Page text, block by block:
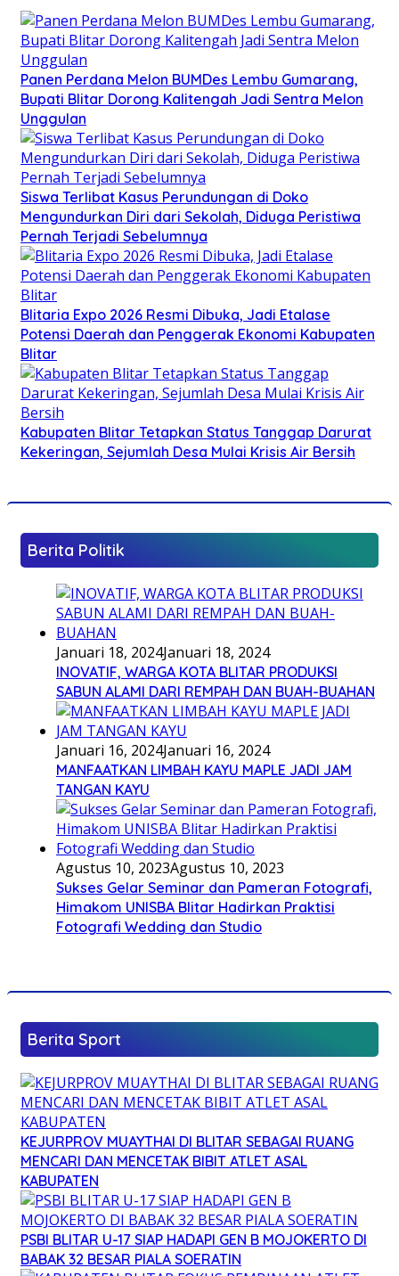
Panen Perdana Melon BUMDes Lembu Gumarang,
Bupati Blitar Dorong Kalitengah Jadi Sentra Melon
Unggulan
Siswa Terlibat Kasus Perundungan di Doko
Mengundurkan Diri dari Sekolah, Diduga Peristiwa
Pernah Terjadi Sebelumnya
Blitaria Expo 2026 Resmi Dibuka, Jadi Etalase
Potensi Daerah dan Penggerak Ekonomi Kabupaten
Blitar
Kabupaten Blitar Tetapkan Status Tanggap Darurat
Kekeringan, Sejumlah Desa Mulai Krisis Air Bersih
Berita Politik
Januari 18, 2024Januari 18, 2024
INOVATIF, WARGA KOTA BLITAR PRODUKSI
SABUN ALAMI DARI REMPAH DAN BUAH-BUAHAN
Januari 16, 2024Januari 16, 2024
MANFAATKAN LIMBAH KAYU MAPLE JADI JAM
TANGAN KAYU
Agustus 10, 2023Agustus 10, 2023
Sukses Gelar Seminar dan Pameran Fotografi,
Himakom UNISBA Blitar Hadirkan Praktisi
Fotografi Wedding dan Studio
Berita Sport
KEJURPROV MUAYTHAI DI BLITAR SEBAGAI RUANG
MENCARI DAN MENCETAK BIBIT ATLET ASAL
KABUPATEN
PSBI BLITAR U-17 SIAP HADAPI GEN B MOJOKERTO DI
BABAK 32 BESAR PIALA SOERATIN